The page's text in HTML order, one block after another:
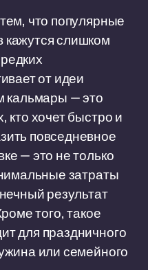
что популярные
кажутся слишком
от идеи
кальмары — это
кто хочет быстро и
повседневное
— это не только
затраты
результат
того, такое
для праздничного
или семейного